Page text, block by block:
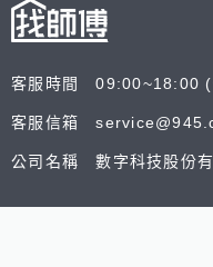
客服時間 09:00~18:00 (
客服信箱
公司名稱 數字科技股份有